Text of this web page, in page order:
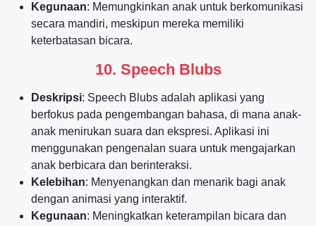
Kegunaan: Memungkinkan anak untuk berkomunikasi
secara mandiri, meskipun mereka memiliki
keterbatasan bicara.
10. Speech Blubs
Deskripsi: Speech Blubs adalah aplikasi yang
berfokus pada pengembangan bahasa, di mana anak-
anak menirukan suara dan ekspresi. Aplikasi ini
menggunakan pengenalan suara untuk mengajarkan
anak berbicara dan berinteraksi.
Kelebihan: Menyenangkan dan menarik bagi anak
dengan animasi yang interaktif.
Kegunaan: Meningkatkan keterampilan bicara dan